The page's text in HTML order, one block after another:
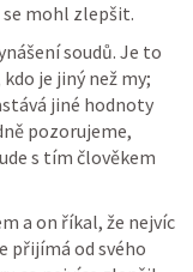
se mohl zlepšit.
soudů. Je to
je jiný než my;
jiné hodnoty
pozorujeme,
s tím člověkem
a on říkal, že nejvíc
přijímá od svého